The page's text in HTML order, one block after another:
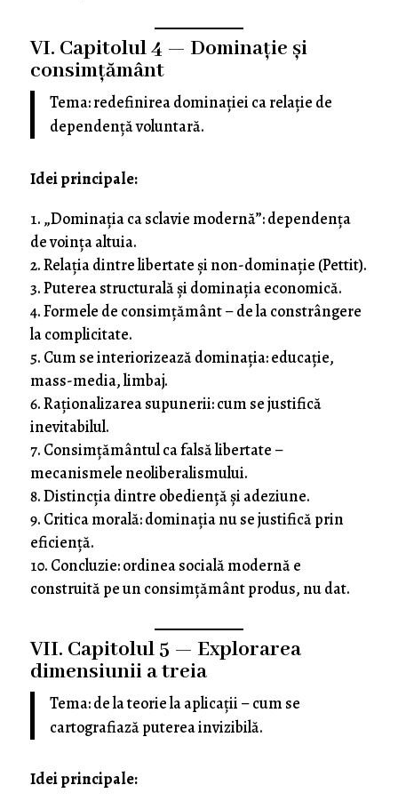
VI. Capitolul 4 — Dominație și
consimțământ
Tema: redefinirea dominației ca relație de
dependență voluntară.
Idei principale:
„Dominația ca sclavie modernă”: dependența
de voința altuia.
Relația dintre libertate și non-dominație (Pettit).
Puterea structurală și dominația economică.
Formele de consimțământ – de la constrângere
la complicitate.
Cum se interiorizează dominația: educație,
mass-media, limbaj.
Raționalizarea supunerii: cum se justifică
inevitabilul.
Consimțământul ca falsă libertate –
mecanismele neoliberalismului.
Distincția dintre obediență și adeziune.
Critica morală: dominația nu se justifică prin
eficiență.
Concluzie: ordinea socială modernă e
construită pe un consimțământ produs, nu dat.
VII. Capitolul 5 — Explorarea
dimensiunii a treia
Tema: de la teorie la aplicații – cum se
cartografiază puterea invizibilă.
Idei principale: